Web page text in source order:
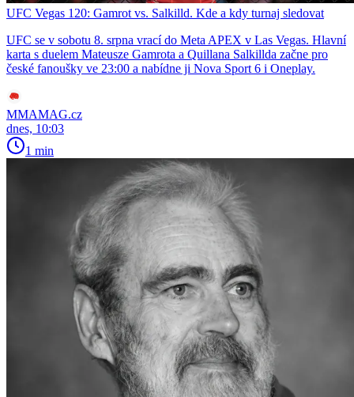
UFC Vegas 120: Gamrot vs. Salkilld. Kde a kdy turnaj sledovat
UFC se v sobotu 8. srpna vrací do Meta APEX v Las Vegas. Hlavní
karta s duelem Mateusze Gamrota a Quillana Salkillda začne pro
české fanoušky ve 23:00 a nabídne ji Nova Sport 6 i Oneplay.
MMAMAG.cz
dnes, 10:03
1 min